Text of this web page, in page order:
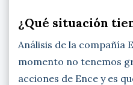
¿Qué situación
Análisis de la compañía
momento no tenemos
acciones de Ence y es